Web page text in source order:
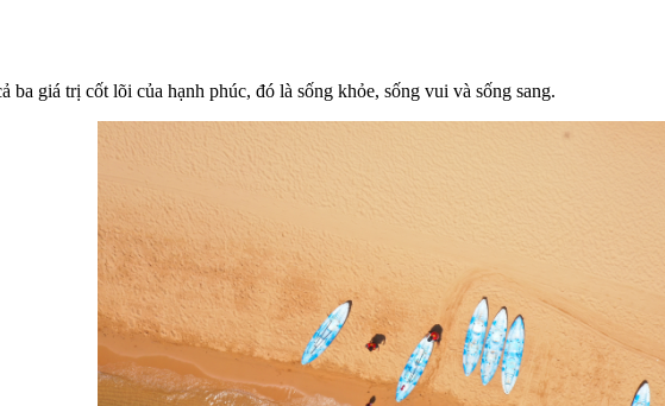
giá trị cốt lõi của hạnh phúc, đó là sống khỏe, sống vui và sống sang.